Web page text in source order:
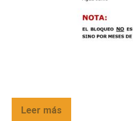
Leer más